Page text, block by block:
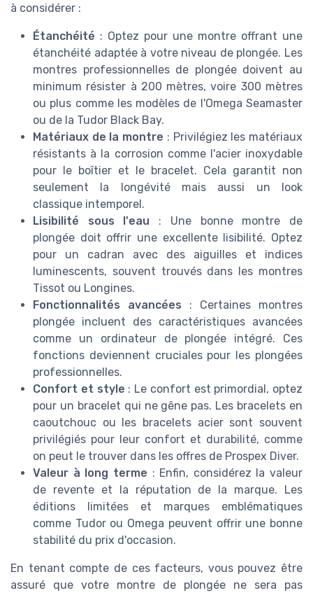
à considérer :
Étanchéité : Optez pour une montre offrant une
étanchéité adaptée à votre niveau de plongée. Les
montres professionnelles de plongée doivent au
minimum résister à 200 mètres, voire 300 mètres
ou plus comme les modèles de l'Omega Seamaster
ou de la Tudor Black Bay.
Matériaux de la montre : Privilégiez les matériaux
résistants à la corrosion comme l'acier inoxydable
pour le boîtier et le bracelet. Cela garantit non
seulement la longévité mais aussi un look
classique intemporel.
Lisibilité sous l'eau : Une bonne montre de
plongée doit offrir une excellente lisibilité. Optez
pour un cadran avec des aiguilles et indices
luminescents, souvent trouvés dans les montres
Tissot ou Longines.
Fonctionnalités avancées : Certaines montres
plongée incluent des caractéristiques avancées
comme un ordinateur de plongée intégré. Ces
fonctions deviennent cruciales pour les plongées
professionnelles.
Confort et style : Le confort est primordial, optez
pour un bracelet qui ne gêne pas. Les bracelets en
caoutchouc ou les bracelets acier sont souvent
privilégiés pour leur confort et durabilité, comme
on peut le trouver dans les offres de Prospex Diver.
Valeur à long terme : Enfin, considérez la valeur
de revente et la réputation de la marque. Les
éditions limitées et marques emblématiques
comme Tudor ou Omega peuvent offrir une bonne
stabilité du prix d'occasion.
En tenant compte de ces facteurs, vous pouvez être
assuré que votre montre de plongée ne sera pas